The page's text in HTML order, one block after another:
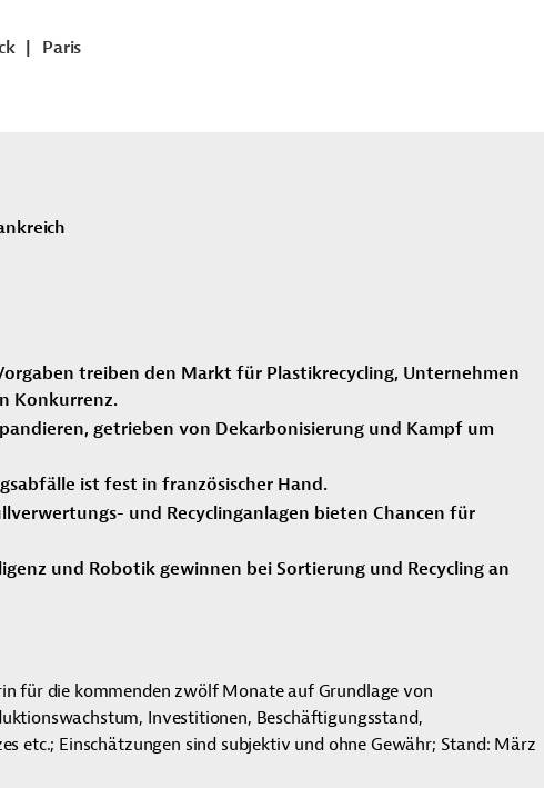
Paris
treiben den Markt für Plastikrecycling, Unternehmen
Konkurrenz.
getrieben von Dekarbonisierung und Kampf um
ist fest in französischer Hand.
und Recyclinganlagen bieten Chancen für
und Robotik gewinnen bei Sortierung und Recycling an
für die kommenden zwölf Monate auf Grundlage von
Investitionen, Beschäftigungsstand,
etc.; Einschätzungen sind subjektiv und ohne Gewähr; Stand: März